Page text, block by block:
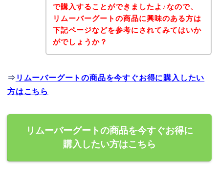
で購入することができましたよ♪なので、
リムーバーグートの商品に興味のある方は
下記ページなどを参考にされてみてはいか
がでしょうか？
⇒ リムーバーグートの商品を今すぐお得に購入したい
方はこちら
リムーバーグートの商品を今すぐお得に
購入したい方はこちら